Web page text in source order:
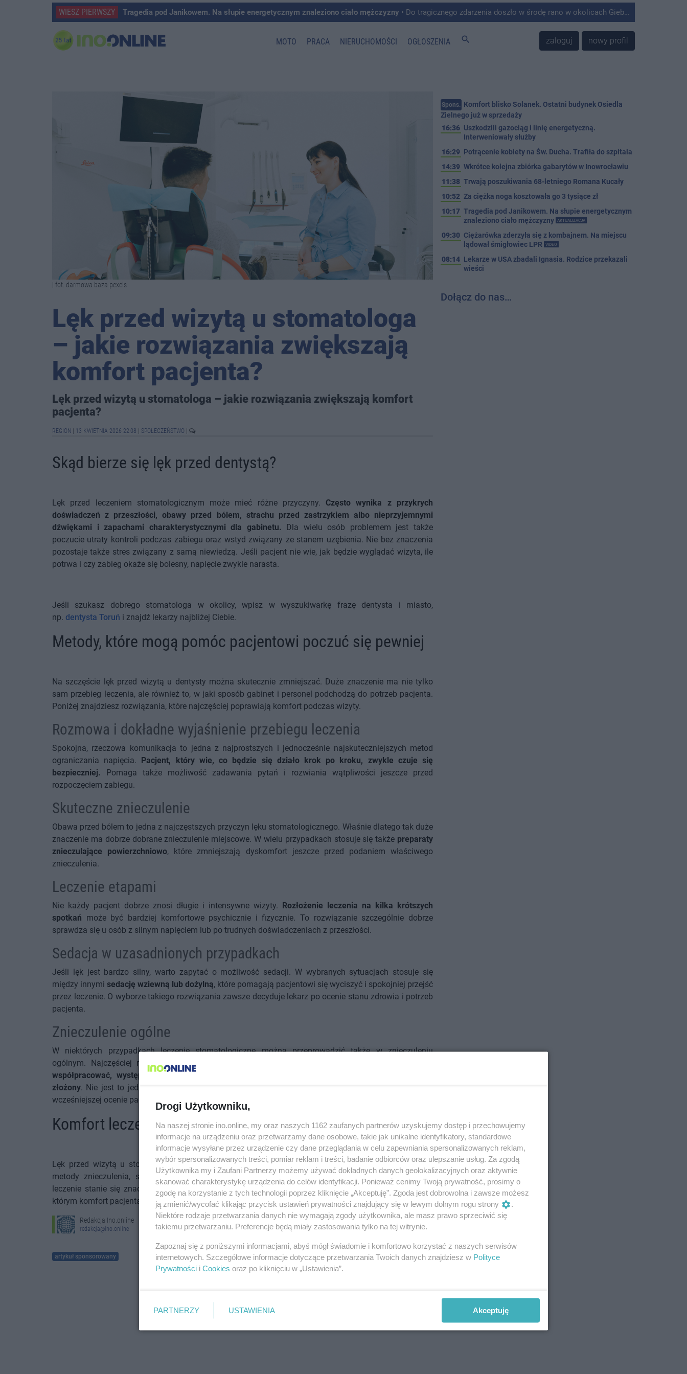
WIESZ PIERWSZY Tragedia pod Janikowem. Na słupie energetycznym znaleziono ciało mężczyzny • Do tragicznego zdarzenia doszło w środę rano w okolicach Giebni koło Janikowa. Wówczas na słupie energetycznym odnaleziono ciało mężczyzny.
MOTO PRACA NIERUCHOMOŚCI OGŁOSZENIA search zaloguj nowy profil
| fot. darmowa baza pexels
Lęk przed wizytą u stomatologa
– jakie rozwiązania zwiększają
komfort pacjenta?
Lęk przed wizytą u stomatologa – jakie rozwiązania zwiększają komfort
pacjenta?
REGION 13 KWIETNIA 2026 22:08 SPOŁECZEŃSTWO
Skąd bierze się lęk przed dentystą?
Lęk przed leczeniem stomatologicznym może mieć różne przyczyny. Często wynika z przykrych
doświadczeń z przeszłości, obawy przed bólem, strachu przed zastrzykiem albo nieprzyjemnymi
dźwiękami i zapachami charakterystycznymi dla gabinetu. Dla wielu osób problemem jest także
poczucie utraty kontroli podczas zabiegu oraz wstyd związany ze stanem uzębienia. Nie bez znaczenia
pozostaje także stres związany z samą niewiedzą. Jeśli pacjent nie wie, jak będzie wyglądać wizyta, ile
potrwa i czy zabieg okaże się bolesny, napięcie zwykle narasta.
Jeśli szukasz dobrego stomatologa w okolicy, wpisz w wyszukiwarkę frazę dentysta i miasto,
np. dentysta Toruń i znajdź lekarzy najbliżej Ciebie.
Metody, które mogą pomóc pacjentowi poczuć się pewniej
Na szczęście lęk przed wizytą u dentysty można skutecznie zmniejszać. Duże znaczenie ma nie tylko
sam przebieg leczenia, ale również to, w jaki sposób gabinet i personel podchodzą do potrzeb pacjenta.
Poniżej znajdziesz rozwiązania, które najczęściej poprawiają komfort podczas wizyty.
Rozmowa i dokładne wyjaśnienie przebiegu leczenia
Spokojna, rzeczowa komunikacja to jedna z najprostszych i jednocześnie najskuteczniejszych metod
ograniczania napięcia. Pacjent, który wie, co będzie się działo krok po kroku, zwykle czuje się
bezpieczniej. Pomaga także możliwość zadawania pytań i rozwiania wątpliwości jeszcze przed
rozpoczęciem zabiegu.
Skuteczne znieczulenie
Obawa przed bólem to jedna z najczęstszych przyczyn lęku stomatologicznego. Właśnie dlatego tak duże
znaczenie ma dobrze dobrane znieczulenie miejscowe. W wielu przypadkach stosuje się także preparaty
znieczulające powierzchniowo, które zmniejszają dyskomfort jeszcze przed podaniem właściwego
znieczulenia.
Leczenie etapami
Nie każdy pacjent dobrze znosi długie i intensywne wizyty. Rozłożenie leczenia na kilka krótszych
spotkań może być bardziej komfortowe psychicznie i fizycznie. To rozwiązanie szczególnie dobrze
sprawdza się u osób z silnym napięciem lub po trudnych doświadczeniach z przeszłości.
Sedacja w uzasadnionych przypadkach
Jeśli lęk jest bardzo silny, warto zapytać o możliwość sedacji. W wybranych sytuacjach stosuje się
między innymi sedację wziewną lub dożylną, które pomagają pacjentowi się wyciszyć i spokojniej przejść
przez leczenie. O wyborze takiego rozwiązania zawsze decyduje lekarz po ocenie stanu zdrowia i potrzeb
pacjenta.
Znieczulenie ogólne
W niektórych przypadkach leczenie stomatologiczne można przeprowadzić także w znieczuleniu
ogólnym. Najczęściej rozważa się je wtedy,
współpracować, występują szczególne wskazania medyczne albo planowany zabieg jest bardziej
złożony. Nie jest to jednak standardowe rozwiązanie dla każdego. Zwykle bierze się je pod uwagę po
wcześniejszej ocenie pacjenta i po rozważeniu mniej obciążających metod.
Komfort leczenia ma dziś duże znaczenie
Lęk przed wizytą u stomatologa nie powinien być bagatelizowany. Dobra komunikacja, nowoczesne
metody znieczulenia, spokojna atmosfera i indywidualne podejście do pacjenta mogą sprawić, że
leczenie stanie się znacznie łatwiejsze do zaakceptowania. Właśnie dlatego warto szukać gabinetu, w
którym komfort pacjenta jest traktowany jako ważna część całego procesu leczenia.
Redakcja Ino.online
redakcja@ino.online
artykuł sponsorowany
Spons. Komfort blisko Solanek. Ostatni budynek Osiedla
Zielnego już w sprzedaży
16:36 Uszkodzili gazociąg i linię energetyczną.
Interweniowały służby
16:29 Potrącenie kobiety na Św. Ducha. Trafiła do szpitala
14:39 Wkrótce kolejna zbiórka gabarytów w Inowrocławiu
11:38 Trwają poszukiwania 68-letniego Romana Kucały
10:52 Za ciężka noga kosztowała go 3 tysiące zł
10:17 Tragedia pod Janikowem. Na słupie energetycznym
znaleziono ciało mężczyzny
AKTUALIZACJA
09:30 Ciężarówka zderzyła się z kombajnem. Na miejscu
lądował śmigłowiec LPR
VIDEO
08:14 Lekarze w USA zbadali Ignasia. Rodzice przekazali
wieści
Dołącz do nas…
Drogi Użytkowniku,
Na naszej stronie ino.online, my oraz naszych 1162 zaufanych partnerów uzyskujemy dostęp i przechowujemy
informacje na urządzeniu oraz przetwarzamy dane osobowe, takie jak unikalne identyfikatory, standardowe
informacje wysyłane przez urządzenie czy dane przeglądania w celu zapewniania spersonalizowanych reklam,
wybór spersonalizowanych treści, pomiar reklam i treści, badanie odbiorców oraz ulepszanie usług. Za zgodą
Użytkownika my i Zaufani Partnerzy możemy używać dokładnych danych geolokalizacyjnych oraz aktywnie
skanować charakterystykę urządzenia do celów identyfikacji. Ponieważ cenimy Twoją prywatność, prosimy o
zgodę na korzystanie z tych technologii poprzez kliknięcie „Akceptuję”. Zgoda jest dobrowolna i zawsze możesz
ją zmienić/wycofać klikając przycisk ustawień prywatności znajdujący się w lewym dolnym rogu strony
.
Niektóre rodzaje przetwarzania danych nie wymagają zgody użytkownika, ale masz prawo sprzeciwić się
takiemu przetwarzaniu. Preferencje będą miały zastosowania tylko na tej witrynie.
Zapoznaj się z poniższymi informacjami, abyś mógł świadomie i komfortowo korzystać z naszych serwisów
internetowych. Szczegółowe informacje dotyczące przetwarzania Twoich danych znajdziesz w Polityce
Prywatności i Cookies oraz po kliknięciu w „Ustawienia”.
PARTNERZY USTAWIENIA Akceptuję